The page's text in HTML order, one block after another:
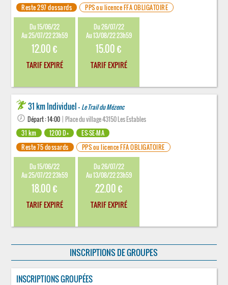
Reste 297 dossards PPS ou licence FFA OBLIGATOIRE
Du 15/06/22
Au 25/07/22 23h59
12.00 €
TARIF EXPIRÉ
Du 26/07/22
Au 13/08/22 23h59
15.00 €
TARIF EXPIRÉ
31 km Individuel - Le Trail du Mézenc
Départ : 14:00 | Place du village 43150 Les Estables
31 km
1200 D+
ES-SE-MA
Reste 75 dossards
PPS ou licence FFA OBLIGATOIRE
Du 15/06/22
Au 25/07/22 23h59
18.00 €
TARIF EXPIRÉ
Du 26/07/22
Au 13/08/22 23h59
22.00 €
TARIF EXPIRÉ
INSCRIPTIONS DE GROUPES
INSCRIPTIONS GROUPÉES